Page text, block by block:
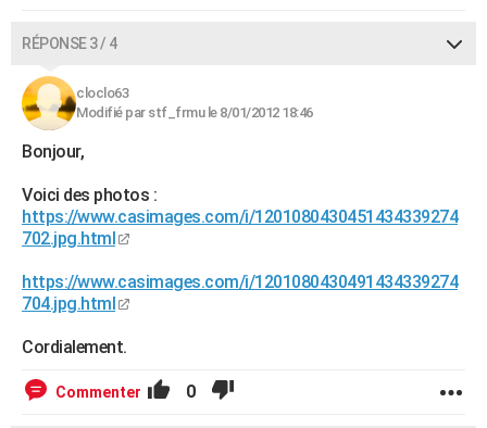
RÉPONSE 3 / 4
cloclo63
Modifié par stf_frmu le 8/01/2012 18:46
Bonjour,
Voici des photos :
https://www.casimages.com/i/1201080430451434339274
702.jpg.html
https://www.casimages.com/i/1201080430491434339274
704.jpg.html
Cordialement.
Commenter 0